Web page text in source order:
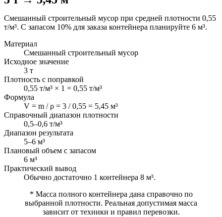
Смешанный строительный мусор при средней плотности 0,55
т/м³. С запасом 10% для заказа контейнера планируйте 6 м³.
Материал
Смешанный строительный мусор
Исходное значение
3 т
Плотность с поправкой
0,55 т/м³ × 1 = 0,55 т/м³
Формула
V = m / ρ = 3 / 0,55 = 5,45 м³
Справочный диапазон плотности
0,5–0,6 т/м³
Диапазон результата
5–6 м³
Плановый объем с запасом
6 м³
Практический вывод
Обычно достаточно 1 контейнера 8 м³.
* Масса полного контейнера дана справочно по
выбранной плотности. Реальная допустимая масса
зависит от техники и правил перевозки.